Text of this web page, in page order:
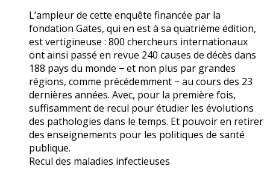
L’ampleur de cette enquête financée par la
fondation Gates, qui en est à sa quatrième édition,
est vertigineuse : 800 chercheurs internationaux
ont ainsi passé en revue 240 causes de décès dans
188 pays du monde − et non plus par grandes
régions, comme précédemment − au cours des 23
dernières années. Avec, pour la première fois,
suffisamment de recul pour étudier les évolutions
des pathologies dans le temps. Et pouvoir en retirer
des enseignements pour les politiques de santé
publique.
Recul des maladies infectieuses